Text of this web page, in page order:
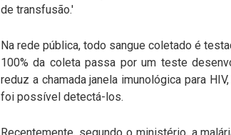
de transfusão.'
Na rede pública, todo sangue coletado é
100% da coleta passa por um teste
reduz a chamada janela imunológica para
foi possível detectá-los.